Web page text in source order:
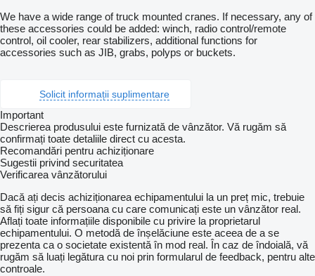
We have a wide range of truck mounted cranes. If necessary, any of
these accessories could be added: winch, radio control/remote
control, oil cooler, rear stabilizers, additional functions for
accessories such as JIB, grabs, polyps or buckets.
Solicit informații suplimentare
Important
Descrierea produsului este furnizată de vânzător. Vă rugăm să
confirmați toate detaliile direct cu acesta.
Recomandări pentru achiziționare
Sugestii privind securitatea
Verificarea vânzătorului
Dacă ați decis achiziționarea echipamentului la un preț mic, trebuie
să fiți sigur că persoana cu care comunicați este un vânzător real.
Aflați toate informațiile disponibile cu privire la proprietarul
echipamentului. O metodă de înșelăciune este aceea de a se
prezenta ca o societate existentă în mod real. În caz de îndoială, vă
rugăm să luați legătura cu noi prin formularul de feedback, pentru alte
controale.